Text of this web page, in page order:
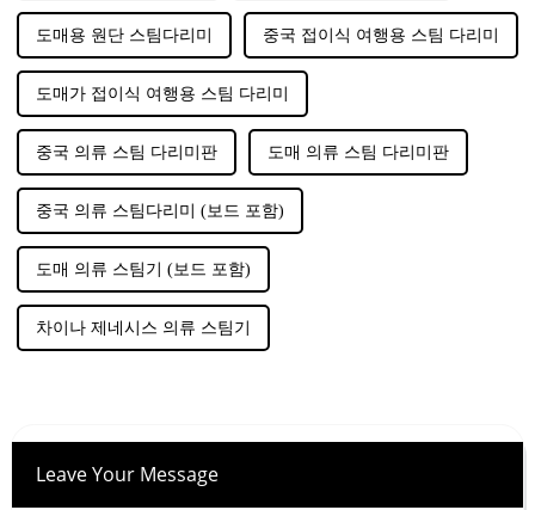
도매용 원단 스팀다리미 중국 접이식 여행용 스팀 다리미
도매가 접이식 여행용 스팀 다리미
중국 의류 스팀 다리미판 도매 의류 스팀 다리미판
중국 의류 스팀다리미 (보드 포함)
도매 의류 스팀기 (보드 포함)
차이나 제네시스 의류 스팀기
Leave Your Message